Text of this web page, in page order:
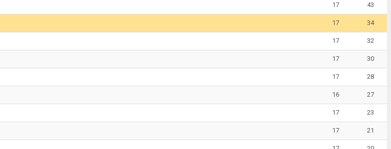
17 43
17 34
17 32
17 30
17 28
16 27
17 23
17 21